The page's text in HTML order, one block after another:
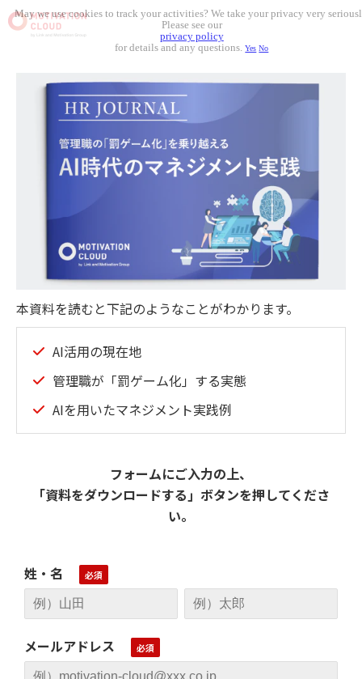
本資料を読むと下記のようなことがわかります。
AI活用の現在地
管理職が「罰ゲーム化」する実態
AIを用いたマネジメント実践例
フォームにご入力の上、
「資料をダウンロードする」ボタンを押してくださ
い。
姓・名
メールアドレス
May we use cookies to track your activities? We take your privacy very
Please see our
privacy policy
for details and any questions.Yes No